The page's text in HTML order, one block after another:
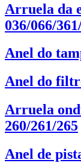
Arruela da
036/066/
Anel do
Anel do
Arruela
260/261/265
Anel de